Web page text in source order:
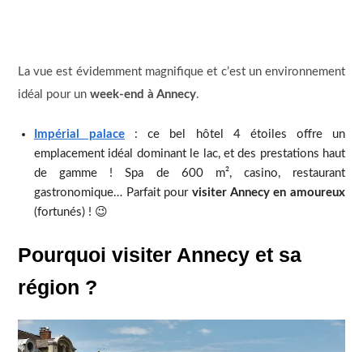
La vue est évidemment magnifique et c’est un environnement
idéal pour un week-end à Annecy.
Impérial palace : ce bel hôtel 4 étoiles offre un
emplacement idéal dominant le lac, et des prestations haut
de gamme ! Spa de 600 m², casino, restaurant
gastronomique… Parfait pour visiter Annecy en amoureux
(fortunés) ! 😉
Pourquoi visiter Annecy et sa
région ?